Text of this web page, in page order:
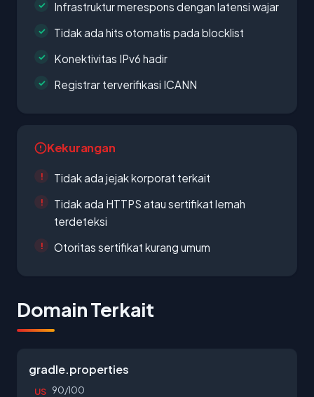
Infrastruktur merespons dengan latensi wajar
Tidak ada hits otomatis pada blocklist
Konektivitas IPv6 hadir
Registrar terverifikasi ICANN
Kekurangan
Tidak ada jejak korporat terkait
Tidak ada HTTPS atau sertifikat lemah
terdeteksi
Otoritas sertifikat kurang umum
Domain Terkait
gradle.properties
US 90/100